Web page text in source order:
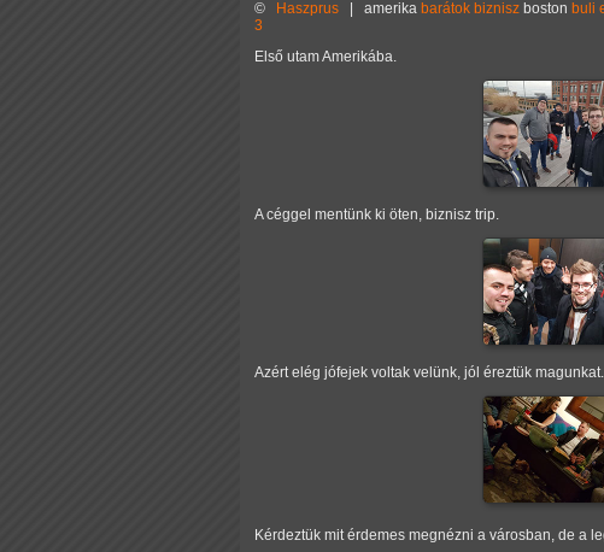
© Haszprus amerika barátok biznisz boston buli
3
Első utam Amerikába.
A céggel mentünk ki öten, biznisz trip.
Azért elég jófejek voltak velünk, jól éreztük magunkat.
Kérdeztük mit érdemes megnézni a városban, de a